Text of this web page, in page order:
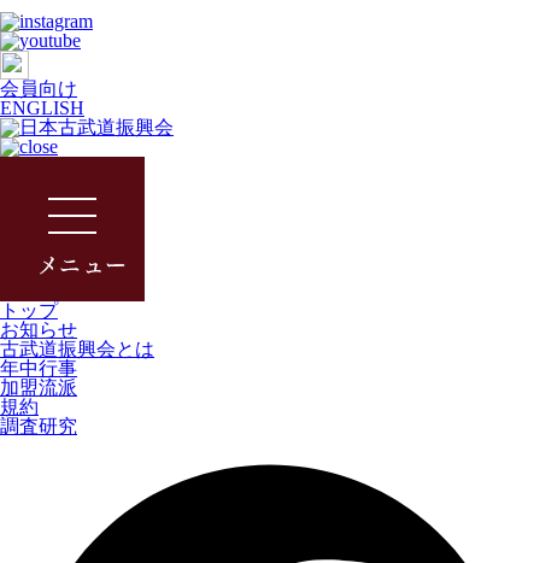
会員向け
ENGLISH
トップ
お知らせ
古武道振興会とは
年中行事
加盟流派
規約
調査研究